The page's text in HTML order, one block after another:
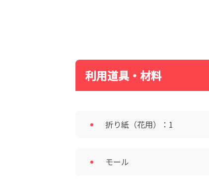
利用道具・材料
折り紙（花用）：1
モール